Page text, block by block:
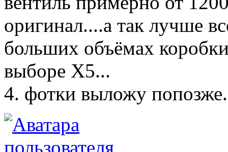
оригинал....а так лучше
больших объёмах
выборе Х5...
4. фотки выложу